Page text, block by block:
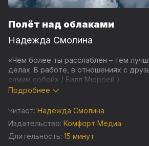
Полёт над облаками
Надежда Смолина
«Чем более ты расслаблен – тем
делах. В работе, в отношениях с
самим собой» ( Билл Мюррей )
напряженный день?
Ваше тело требует расслабления, а
Подробнее
Читает: Надежда Смолина
Издательство: Комфорт Медиа
Длительность: 15 минут